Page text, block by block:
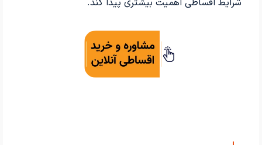
شرایط اقساطی اهمیت بیشتری پیدا کند.